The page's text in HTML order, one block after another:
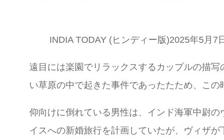
INDIA TODAY (ヒンディー版)2025年5月7
遠目には楽園でリラックスするカップルの描
い草原の中で起きた事件であったたため、こ
仰向けに倒れている男性は、インド海軍中尉
イスへの新婚旅行を計画していたが、ヴィザが